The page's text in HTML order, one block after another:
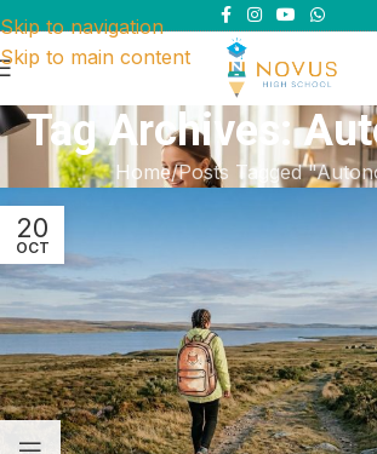
Skip to navigation
Skip to main content
Tag Archives:
Home Posts Tagged
20
OCT